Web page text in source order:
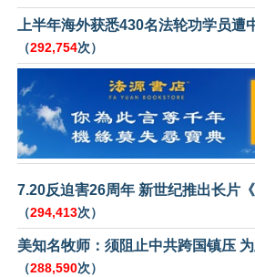
上半年海外获悉430名法轮功学员遭
（292,754次）
7.20反迫害26周年 新世纪推出长片《
（294,413次）
美知名牧师：须阻止中共跨国镇压
（288,590次）